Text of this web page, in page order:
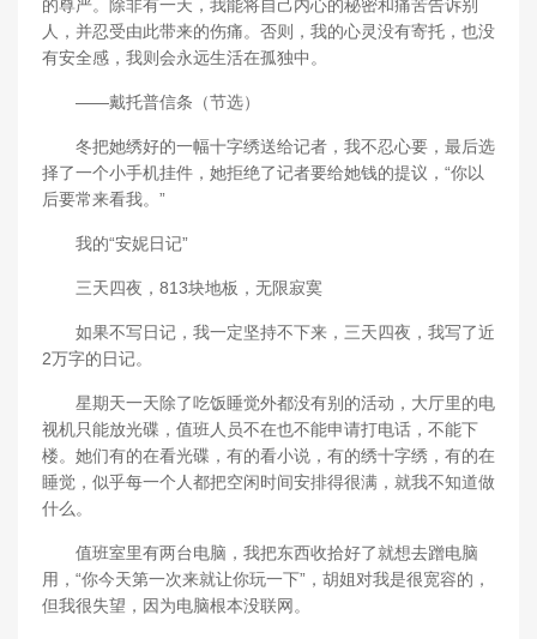
的尊严。除非有一天，我能将自己内心的秘密和痛苦告诉别
人，并忍受由此带来的伤痛。否则，我的心灵没有寄托，也没
有安全感，我则会永远生活在孤独中。
——戴托普信条（节选）
冬把她绣好的一幅十字绣送给记者，我不忍心要，最后选
择了一个小手机挂件，她拒绝了记者要给她钱的提议，“你以
后要常来看我。”
我的“安妮日记”
三天四夜，813块地板，无限寂寞
如果不写日记，我一定坚持不下来，三天四夜，我写了近
2万字的日记。
星期天一天除了吃饭睡觉外都没有别的活动，大厅里的电
视机只能放光碟，值班人员不在也不能申请打电话，不能下
楼。她们有的在看光碟，有的看小说，有的绣十字绣，有的在
睡觉，似乎每一个人都把空闲时间安排得很满，就我不知道做
什么。
值班室里有两台电脑，我把东西收拾好了就想去蹭电脑
用，“你今天第一次来就让你玩一下”，胡姐对我是很宽容的，
但我很失望，因为电脑根本没联网。